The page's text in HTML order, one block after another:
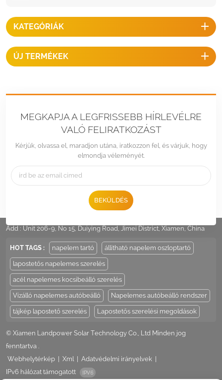
KATEGÓRIÁK
ÚJ TERMÉKEK
MEGKAPJA A LEGFRISSEBB HÍRLEVÉLRE
VALÓ FELIRATKOZÁST
Kérjük, olvassa el, maradjon utána, iratkozzon fel, és várjuk, hogy
elmondja véleményét.
BEKÜLDÉS
Add : Unit 206-9, No 15, Duiying Road, Jimei District, Xiamen, China
HOT TAGS : napelem tartó állítható napelem oszloptartó
lapostetős napelemes szerelés
acél napelemes kocsibeálló szerelés
Vízálló napelemes autóbeálló Napelemes autóbeálló rendszer
tájkép lapostető szerelés Lapostetős szerelési megoldások
© Xiamen Landpower Solar Technology Co., Ltd Minden jog
fenntartva .
Webhelytérkép
Xml Adatvédelmi irányelvek
IPv6 hálózat támogatott